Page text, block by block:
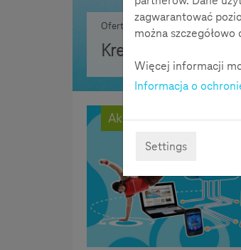
Oferta Kreatywnie Przegląd
Kreatywnie
Akcja
zagwarantować
można
Więcej informacji
Informacja o
Settings